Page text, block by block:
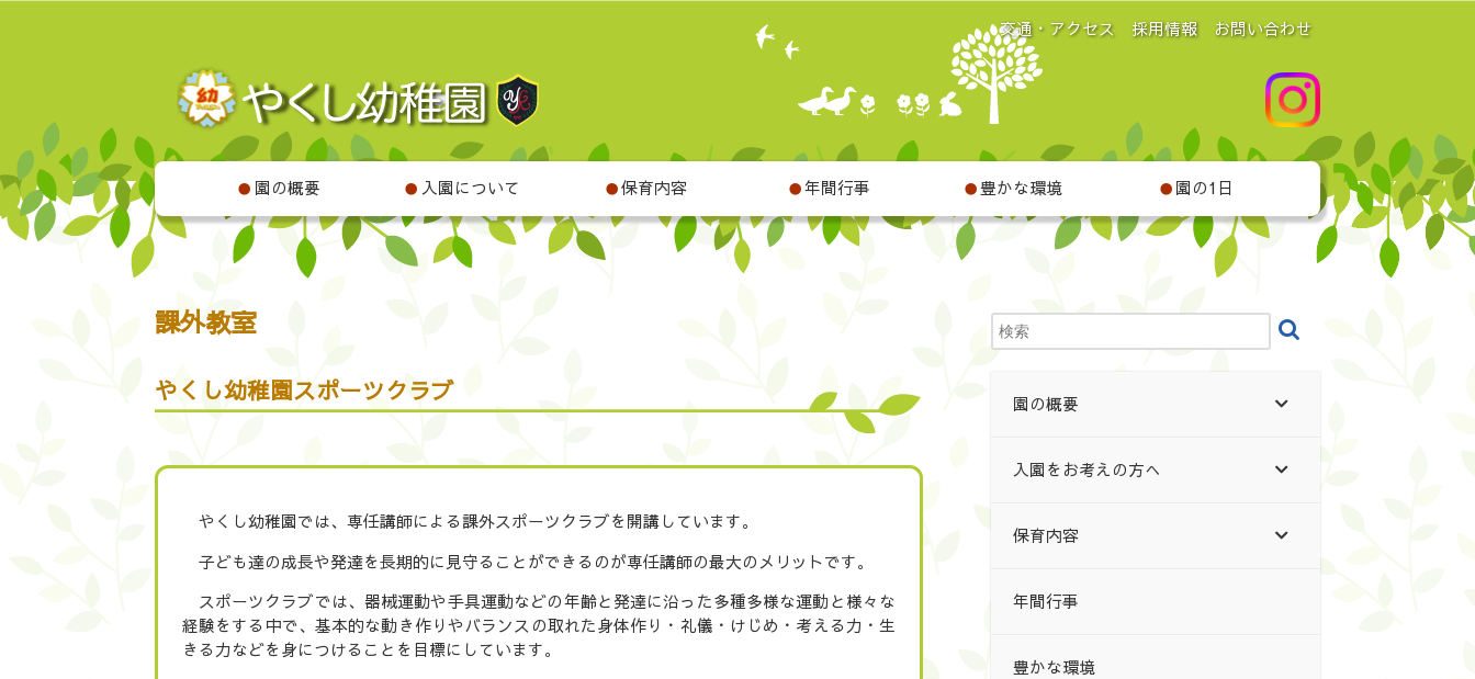
交通・アクセス 採用情報 お問い合わせ
● 園の概要 ● 入園について ●保育内容 ●年間行事 ●豊かな環境 ● 園の1日
課外教室
やくし幼稚園スポーツクラブ
やくし幼稚園では、専任講師による課外スポーツクラブを開講しています。
子ども達の成長や発達を長期的に見守ることができるのが専任講師の最大のメリットです。
スポーツクラブでは、器械運動や手具運動などの年齢と発達に沿った多種多様な運動と様々な
経験をする中で、基本的な動き作りやバランスの取れた身体作り・礼儀・けじめ・考える力・生
きる力などを身につけることを目標にしています。
園の概要
入園をお考えの方へ
保育内容
年間行事
豊かな環境